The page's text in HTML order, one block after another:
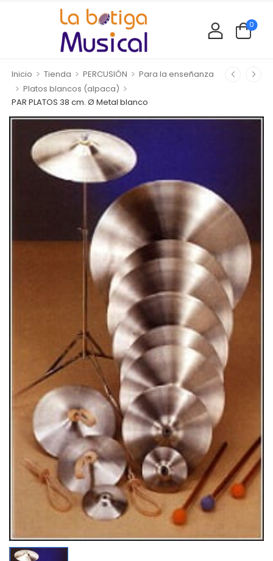
0
Inicio > Tienda > PERCUSIÓN > Para la enseñanza
> Platos blancos (alpaca) >
PAR PLATOS 38 cm. Ø Metal blanco